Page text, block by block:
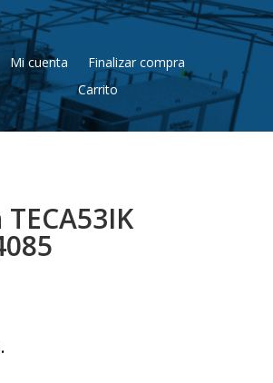
Mi cuenta
Finalizar compra
Carrito